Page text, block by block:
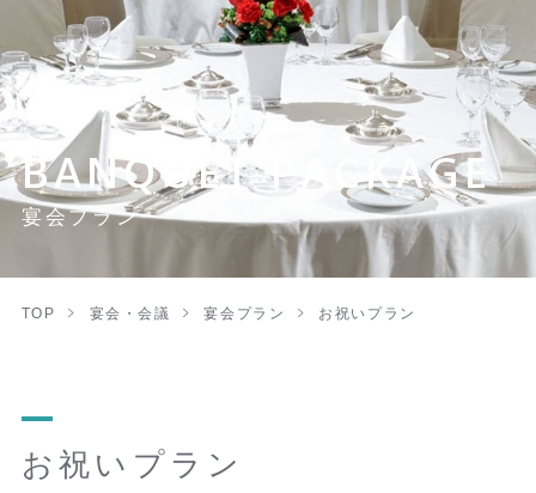
BANQUET PACKAGE
宴会プラン
TOP 宴会・会議 宴会プラン お祝いプラン
お祝いプラン